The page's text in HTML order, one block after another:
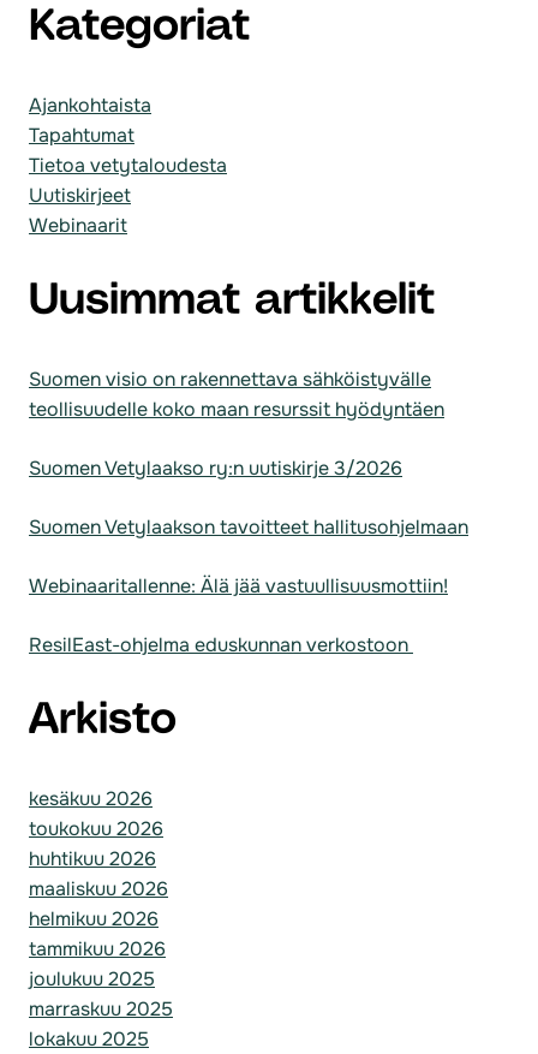
Kategoriat
Ajankohtaista
Tapahtumat
Tietoa vetytaloudesta
Uutiskirjeet
Webinaarit
Uusimmat artikkelit
Suomen visio on rakennettava sähköistyvälle
teollisuudelle koko maan resurssit hyödyntäen
Suomen Vetylaakso ry:n uutiskirje 3/2026
Suomen Vetylaakson tavoitteet hallitusohjelmaan
Webinaaritallenne: Älä jää vastuullisuusmottiin!
ResilEast-ohjelma eduskunnan verkostoon
Arkisto
kesäkuu 2026
toukokuu 2026
huhtikuu 2026
maaliskuu 2026
helmikuu 2026
tammikuu 2026
joulukuu 2025
marraskuu 2025
lokakuu 2025